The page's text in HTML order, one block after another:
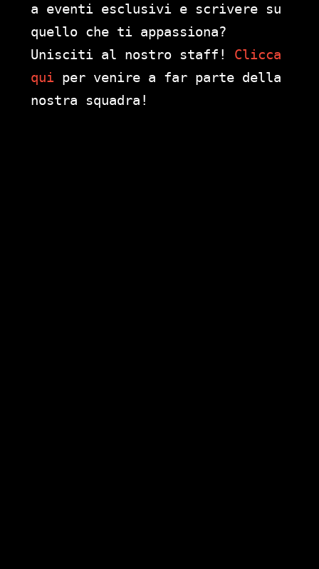
a eventi esclusivi e scrivere su
quello che ti appassiona?
Unisciti al nostro staff! Clicca
qui per venire a far parte della
nostra squadra!